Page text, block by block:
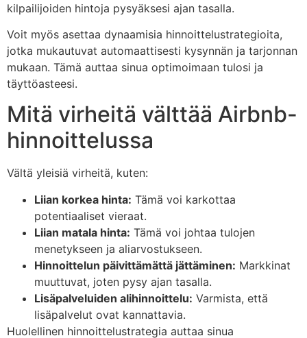
kilpailijoiden hintoja pysyäksesi ajan tasalla.
Voit myös asettaa dynaamisia hinnoittelustrategioita,
jotka mukautuvat automaattisesti kysynnän ja tarjonnan
mukaan. Tämä auttaa sinua optimoimaan tulosi ja
täyttöasteesi.
Mitä virheitä välttää Airbnb-
hinnoittelussa
Vältä yleisiä virheitä, kuten:
Liian korkea hinta: Tämä voi karkottaa
potentiaaliset vieraat.
Liian matala hinta: Tämä voi johtaa tulojen
menetykseen ja aliarvostukseen.
Hinnoittelun päivittämättä jättäminen: Markkinat
muuttuvat, joten pysy ajan tasalla.
Lisäpalveluiden alihinnoittelu: Varmista, että
lisäpalvelut ovat kannattavia.
Huolellinen hinnoittelustrategia auttaa sinua